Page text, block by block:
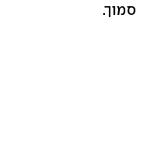
סמוך.